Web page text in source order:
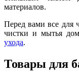
материалов.
Перед вами все для
чистки и мытья
ухода.
Товары для